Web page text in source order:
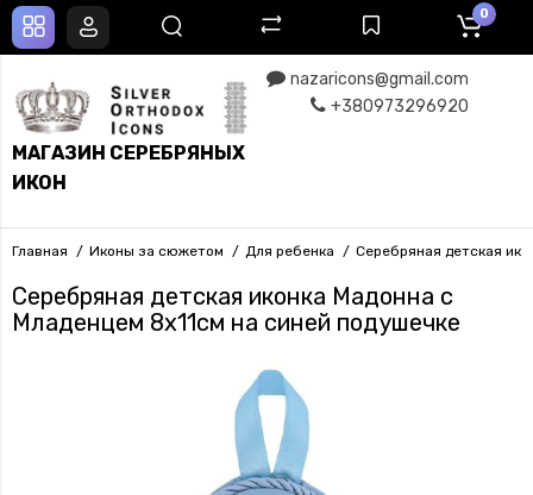
МАГАЗИН СЕРЕБРЯНЫХ
ИКОН
nazaricons@gmail.com
+380973296920
0
Главная Иконы за сюжетом Для ребенка Серебряная детская
Серебряная детская иконка Мадонна с
Младенцем 8х11см на синей подушечке